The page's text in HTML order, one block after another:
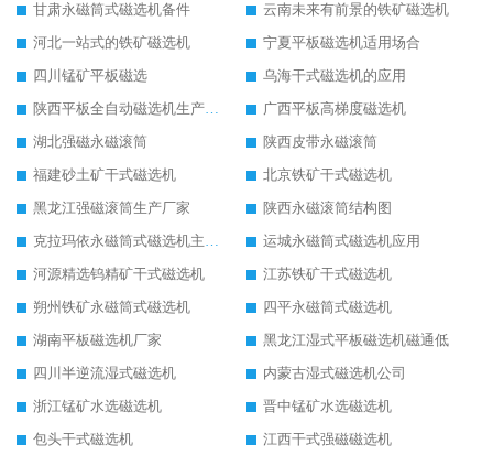
甘肃永磁筒式磁选机备件
云南未来有前景的铁矿磁选机
河北一站式的铁矿磁选机
宁夏平板磁选机适用场合
四川锰矿平板磁选
乌海干式磁选机的应用
陕西平板全自动磁选机生产厂家
广西平板高梯度磁选机
湖北强磁永磁滚筒
陕西皮带永磁滚筒
福建砂土矿干式磁选机
北京铁矿干式磁选机
黑龙江强磁滚筒生产厂家
陕西永磁滚筒结构图
克拉玛依永磁筒式磁选机主要技术参数
运城永磁筒式磁选机应用
河源精选钨精矿干式磁选机
江苏铁矿干式磁选机
朔州铁矿永磁筒式磁选机
四平永磁筒式磁选机
湖南平板磁选机厂家
黑龙江湿式平板磁选机磁通低
四川半逆流湿式磁选机
内蒙古湿式磁选机公司
浙江锰矿水选磁选机
晋中锰矿水选磁选机
包头干式磁选机
江西干式强磁磁选机